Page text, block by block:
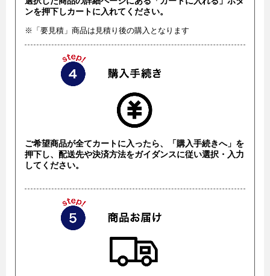
ンを押下しカートに入れてください。
※「要見積」商品は見積り後の購入となります
ご希望商品が全てカートに入ったら、「購入手続きへ」を
押下し、配送先や決済方法をガイダンスに従い選択・入力
してください。